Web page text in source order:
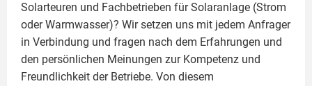
Solarteuren und Fachbetrieben für Solaranlage (Strom
oder Warmwasser)? Wir setzen uns mit jedem Anfrager
in Verbindung und fragen nach dem Erfahrungen und
den persönlichen Meinungen zur Kompetenz und
Freundlichkeit der Betriebe. Von diesem